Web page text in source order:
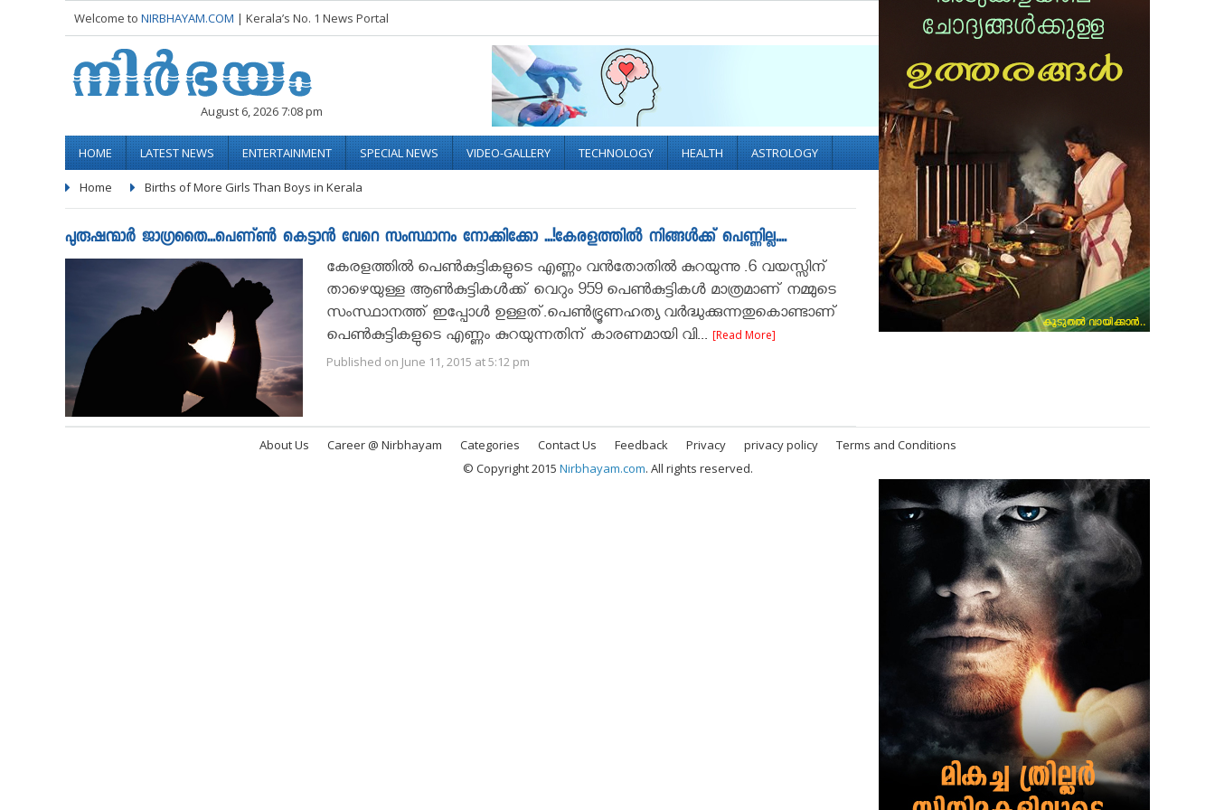
Welcome to NIRBHAYAM.COM | Kerala’s No. 1 News Portal Socialize with us
August 6, 2026 7:08 pm
HOME LATEST NEWS ENTERTAINMENT SPECIAL NEWS VIDEO-GALLERY TECHNOLOGY HEALTH ASTROLOGY
Home Births of More Girls Than Boys in Kerala
പുരുഷന്മാർ ജാഗ്രതൈ...പെണ്ണ്‍ കെട്ടാൻ വേറെ സംസ്ഥാനം നോക്കിക്കോ ...!കേരളത്തിൽ നിങ്ങൾക്ക് പെണ്ണില്ല....
കേരളത്തില്‍ പെണ്‍കുട്ടികളുടെ എണ്ണം വന്‍തോതില്‍ കുറയുന്നു .6 വയസ്സിന്
താഴെയുള്ള ആണ്‍കുട്ടികൾക്ക് വെറും 959 പെണ്‍കുട്ടികൾ മാത്രമാണ് നമ്മുടെ
സംസ്ഥാനത്ത് ഇപ്പോൾ ഉള്ളത്.പെണ്‍ഭ്രൂണഹത്യ വർദ്ധുക്കുന്നതുകൊണ്ടാണ്
പെണ്‍കുട്ടികളുടെ എണ്ണം കുറയുന്നതിന് കാരണമായി വി... [Read More]
Published on June 11, 2015 at 5:12 pm
About Us Career @ Nirbhayam Categories Contact Us Feedback Privacy privacy policy
Terms and Conditions
© Copyright 2015 Nirbhayam.com. All rights reserved.